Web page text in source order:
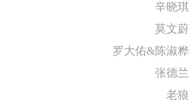
辛晓琪
莫文蔚
罗大佑&陈淑桦
张德兰
老狼